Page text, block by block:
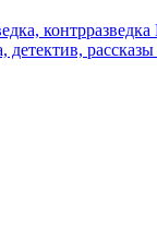
контрразведка
детектив, рассказы